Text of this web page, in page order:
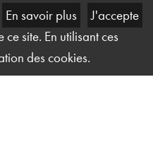
En savoir plus J'accepte
site. En utilisant ces
des cookies.